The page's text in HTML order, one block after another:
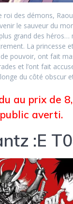
roi des démons,
le sauveur du
grand des héros…
La princesse
pouvoir, ont fait
et l’ont fait
du côté obscur
au prix de
public averti.
:E